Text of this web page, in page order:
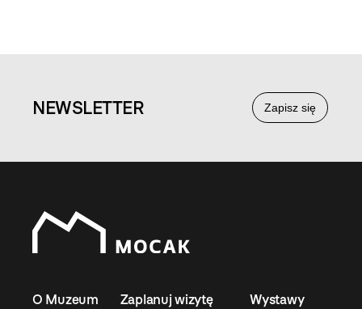
Zapisz się
NEWSLETTER
O Muzeum Zaplanuj wizytę Wystawy